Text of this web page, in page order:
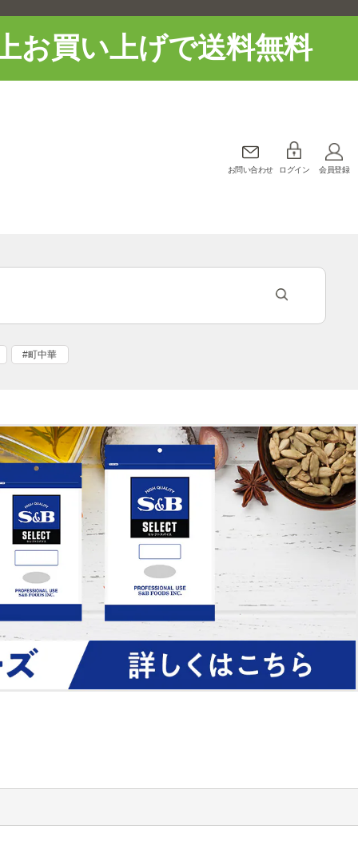
お買い上げで送料無料
お問い合わせ ログイン 会員登録
#町中華